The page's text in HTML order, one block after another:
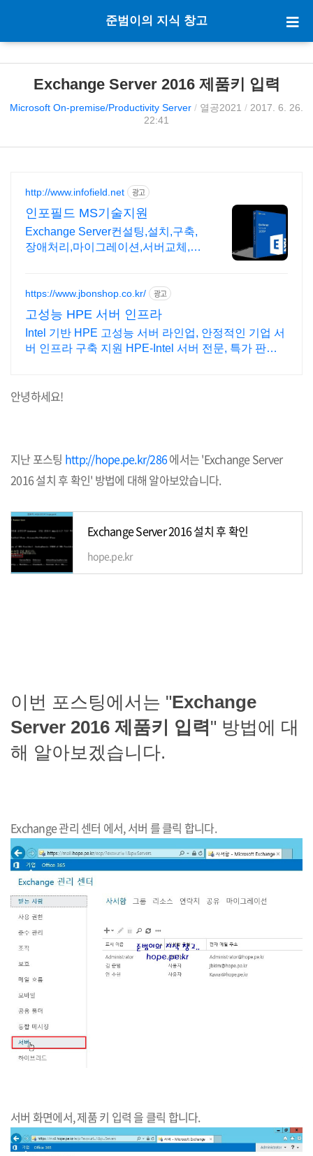
준범이의 지식 창고
Exchange Server 2016 제품키 입력
Microsoft On-premise/Productivity Server / 열공2021 / 2017. 6. 26.
22:41
http://www.infofield.net 광고
인포필드 MS기술지원
Exchange Server컨설팅,설치,구축,
장애처리,마이그레이션,서버교체,가
https://www.jbonshop.co.kr/ 광고
고성능 HPE 서버 인프라
Intel 기반 HPE 고성능 서버 라인업, 안정적인 기업 서
버 인프라 구축 지원 HPE-Intel 서버 전문, 특가 판매,
안녕하세요!
지난 포스팅 http://hope.pe.kr/286에서는 'Exchange Server
2016 설치 후 확인' 방법에 대해 알아보았습니다.
Exchange Server 2016 설치 후 확인
hope.pe.kr
이번 포스팅에서는 "Exchange
Server 2016 제품키 입력" 방법에 대
해 알아보겠습니다.
Exchange 관리 센터 에서, 서버 를 클릭 합니다.
서버 화면에서, 제품 키 입력 을 클릭 합니다.